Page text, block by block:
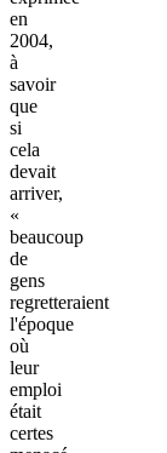
en
2004,
à
savoir
que
si
cela
devait
arriver,
«
beaucoup
de
gens
regretteraient
l'époque
où
leur
emploi
était
certes